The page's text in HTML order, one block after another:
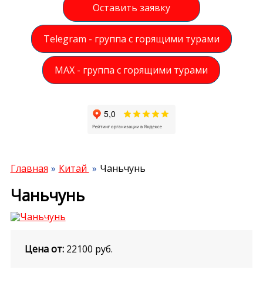
Оставить заявку
Telegram - группа с горящими турами
MAX - группа с горящими турами
Главная Китай Чаньчунь
Чаньчунь
Цена от: 22100 руб.